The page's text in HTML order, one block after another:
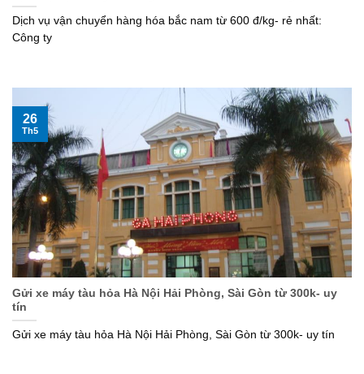
Dịch vụ vận chuyển hàng hóa bắc nam từ 600 đ/kg- rẻ nhất:
Công ty
Gửi xe máy tàu hỏa Hà Nội Hải Phòng, Sài Gòn từ 300k- uy
tín
Gửi xe máy tàu hỏa Hà Nội Hải Phòng, Sài Gòn từ 300k- uy tín
26
Th5